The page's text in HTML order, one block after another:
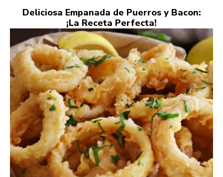
Deliciosa Empanada de Puerros y Bacon:
¡La Receta Perfecta!